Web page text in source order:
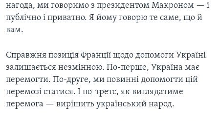
нагода, ми говоримо з президентом Макроном — і
публічно і приватно. Я йому говорю те саме, що й
вам.
Справжня позиція Франції щодо допомоги Україні
залишається незмінною. По-перше, Україна має
перемогти. По-друге, ми повинні допомогти цій
перемозі статися. І по-третє, як виглядатиме
перемога — вирішить український народ.